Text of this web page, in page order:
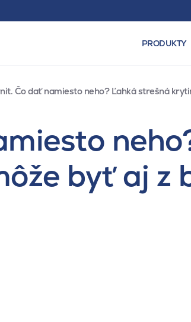
PRODUKTY
Čo dať namiesto neho? Ľahká strešná
byť aj z